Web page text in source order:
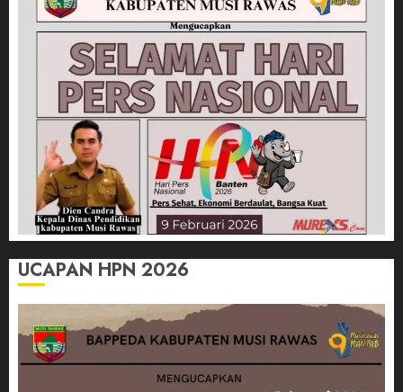
UCAPAN HPN 2026